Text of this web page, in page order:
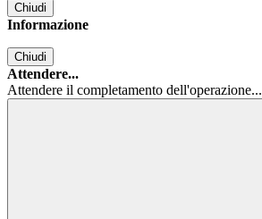
Chiudi
Informazione
Chiudi
Attendere...
Attendere il completamento dell'operazione...